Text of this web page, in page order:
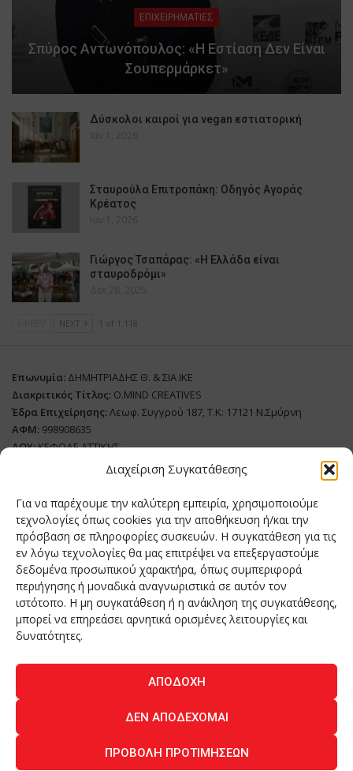
Διαχείριση Συγκατάθεσης
Για να παρέχουμε την καλύτερη εμπειρία, χρησιμοποιούμε
τεχνολογίες όπως cookies για την αποθήκευση ή/και την
πρόσβαση σε πληροφορίες συσκευών. Η συγκατάθεση για τις
εν λόγω τεχνολογίες θα μας επιτρέψει να επεξεργαστούμε
δεδομένα προσωπικού χαρακτήρα, όπως συμπεριφορά
περιήγησης ή μοναδικά αναγνωριστικά σε αυτόν τον
ιστότοπο. Η μη συγκατάθεση ή η ανάκληση της συγκατάθεσης,
μπορεί να επηρεάσει αρνητικά ορισμένες λειτουργίες και
δυνατότητες.
ΑΠΟΔΟΧΉ
ΔΕΝ ΑΠΟΔΈΧΟΜΑΙ
ΠΡΟΒΟΛΉ ΠΡΟΤΙΜΉΣΕΩΝ
ΕΠΙΧΕΙΡΗΜΑΤΙΕΣ
Σπύρος Αντωνόπουλος: «Η Εστίαση Δεν Είναι
Σουπερμάρκετ»
Δύσκολοι καιροί για vegan εστιατορική
Ιαν 1, 2026
Σταυρούλα Επιτροπάκη: Οδηγός Αγοράς
Κρέατος
Ιαν 1, 2026
Γιώργος Τσαπάρας: «Η Ελλάδα είναι
σταυροδρόμι»
Δεκ 28, 2025
NEXT 1 of 1.118
Επωνυμία: ΔΗΜΗΤΡΙΑΔΗΣ Θ. & ΣΙΑ ΙΚΕ
Διακριτικός Τίτλος: O.MIND CREATIVES
Έδρα Επιχείρησης:Λεωφ. Συγγρού 187, Τ.Κ: 17121 Ν.Σμύρνη
ΑΦΜ: 998908635
ΔΟΥ:ΚΕΦΟΔΕ ΑΤΤΙΚΗΣ
Όνομα Ιδιοκτήτη και Νόμιμο Πρόσωπο: Θεόδωρος Δημητριάδης
Διευθυντής Σύνταξης:Ευθυμιάτου Μαίρη
Domain:grillmagazine.gr
Δικαιούχος Domain:Θεόδωρος Δημητριάδης
Διευθυντής:Θεόδωρος Δημητριάδης
Διαχειριστής:Θεόδωρος Δημητριάδης
Δήλωση Συμμόρφωσης
Αριθμός Πιστοποίησης Μ.Η.Τ.:
ΑΝΘΡΩΠΟΙ
ΠΕΡΙΟΔΙΚΟ ΕΠΙΚΟΙΝΩΝΙΑ
© 2026 - All Rights Reserved. -Πολιτική Απορρήτου